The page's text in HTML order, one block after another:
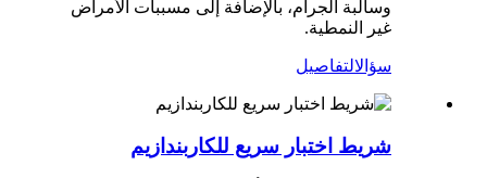
وسالبة الجرام، بالإضافة إلى مسببات الأمراض
غير النمطية.
سؤالالتفاصيل
شريط اختبار سريع للكاربندازيم